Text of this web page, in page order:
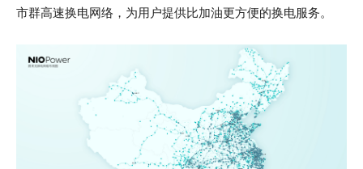
市群高速换电网络，为用户提供比加油更方便的换电服务。